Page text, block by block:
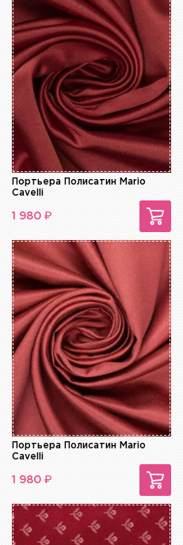
Портьера Полисатин Mario
Cavelli
1 980 ₽
Портьера Полисатин Mario
Cavelli
1 980 ₽